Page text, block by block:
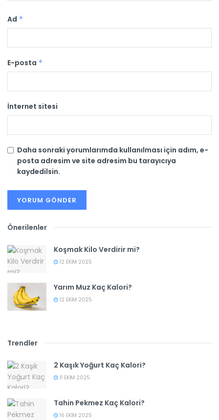
Ad *
E-posta *
İnternet sitesi
Daha sonraki yorumlarımda kullanılması için adım, e-
posta adresim ve site adresim bu tarayıcıya
kaydedilsin.
Önerilenler
Koşmak Kilo Verdirir mi?
12 EKIM 2025
Yarım Muz Kaç Kalori?
12 EKIM 2025
Trendler
2 Kaşık Yoğurt Kaç Kalori?
11 EKIM 2025
Tahin Pekmez Kaç Kalori?
16 EKIM 2025